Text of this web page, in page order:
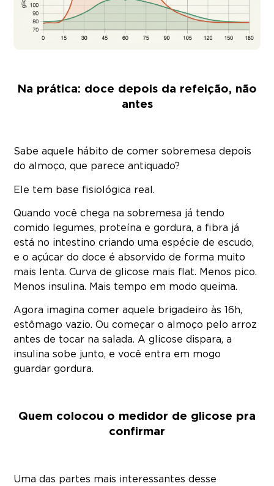
Na prática: doce depois da refeição, não
antes
Sabe aquele hábito de comer sobremesa depois
do almoço, que parece antiquado?
Ele tem base fisiológica real.
Quando você chega na sobremesa já tendo
comido legumes, proteína e gordura, a fibra já
está no intestino criando uma espécie de escudo,
e o açúcar do doce é absorvido de forma muito
mais lenta. Curva de glicose mais flat. Menos pico.
Menos insulina. Mais tempo em modo queima.
Agora imagina comer aquele brigadeiro às 16h,
estômago vazio. Ou começar o almoço pelo arroz
antes de tocar na salada. A glicose dispara, a
insulina sobe junto, e você entra em mogo
guardar gordura.
Quem colocou o medidor de glicose pra
confirmar
Uma das partes mais interessantes desse